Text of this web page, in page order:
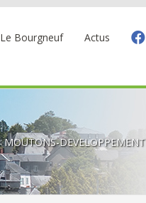
Le Bourgneuf Actus
MOUTONS-DEVELOPPEMENT